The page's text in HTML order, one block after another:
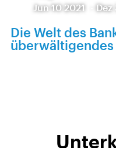
Jun 10 2021
Dez
Die Welt des
überwältigendes